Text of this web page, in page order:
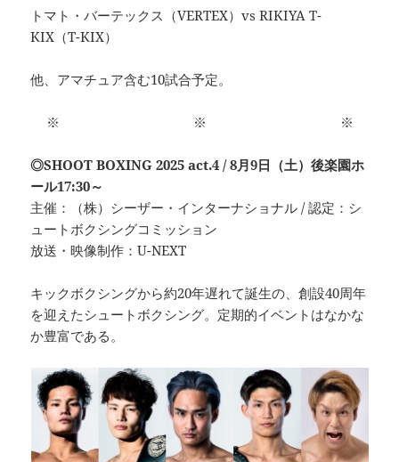
トマト・バーテックス（VERTEX）vs RIKIYA T-
KIX（T-KIX）
他、アマチュア含む10試合予定。
※ ※ ※
◎SHOOT BOXING 2025 act.4 / 8月9日（土）後楽園ホ
ール17:30～
主催：（株）シーザー・インターナショナル / 認定：シ
ュートボクシングコミッション
放送・映像制作：U-NEXT
キックボクシングから約20年遅れて誕生の、創設40周年
を迎えたシュートボクシング。定期的イベントはなかな
か豊富である。